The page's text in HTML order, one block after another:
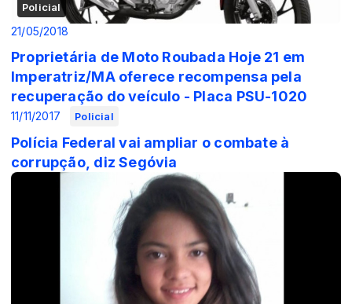
Policial
21/05/2018
Proprietária de Moto Roubada Hoje 21 em
Imperatriz/MA oferece recompensa pela
recuperação do veículo - Placa PSU-1020
Policial
11/11/2017
Polícia Federal vai ampliar o combate à
corrupção, diz Segóvia